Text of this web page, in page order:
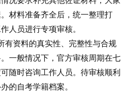
材料准备齐全后，统一整理打
人员进行专项审核。
有资料的真实性、完整性与合规
一般情况下，官方审核周期在七
随时咨询工作人员。待审核顺利
的自考学籍档案。